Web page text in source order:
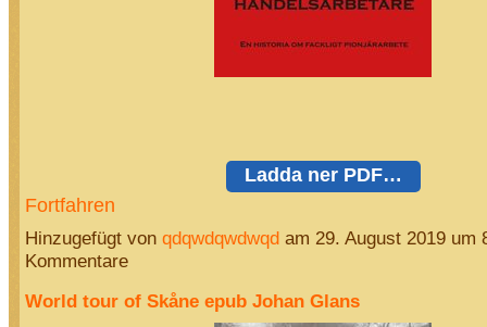
Ladda ner PDF…
Fortfahren
Hinzugefügt von qdqwdqwdwqdam 29. August 2019 um
Kommentare
World tour of Skåne epub Johan Glans